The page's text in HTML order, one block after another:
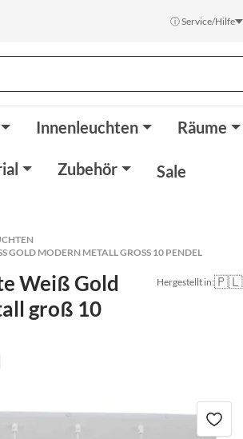
ⓘ Service/Hilfe
Innenleuchten Räume
Zubehör Sale
GOLD MODERN METALL GROSS 10 PENDEL
Weiß Gold
groß 10
Hergestellt in:🇵🇱